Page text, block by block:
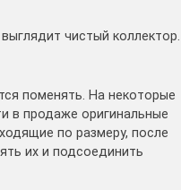
чистый коллектор.
поменять. На некоторые
в продаже оригинальные
по размеру, после
их и подсоединить